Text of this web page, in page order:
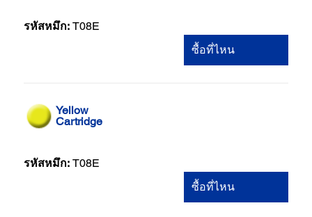
รหัสหมึก: T08E
ซื้อที่ไหน
Yellow
Cartridge
รหัสหมึก: T08E
ซื้อที่ไหน